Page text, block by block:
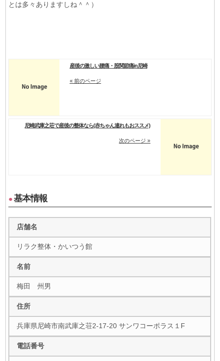
とは多々ありますしね＾＾）
産後の激しい腰痛・股関節痛in尼崎
« 前のページ
尼崎武庫之荘で産後の整体なら(赤ちゃん連れもおススメ)
次のページ »
●基本情報
店舗名
リラク整体・かいつう館
名前
梅田 州男
住所
兵庫県尼崎市南武庫之荘2-17-20 サンワコーポラス１F
電話番号